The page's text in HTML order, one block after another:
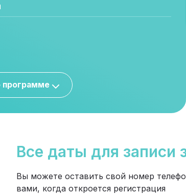
программе
Все даты для записи
Вы можете оставить свой номер
вами, когда откроется регистрация